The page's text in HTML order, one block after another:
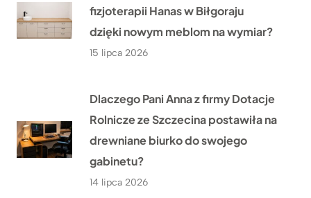
fizjoterapii Hanas w Biłgoraju
dzięki nowym meblom na wymiar?
15 lipca 2026
Dlaczego Pani Anna z firmy Dotacje
Rolnicze ze Szczecina postawiła na
drewniane biurko do swojego
gabinetu?
14 lipca 2026